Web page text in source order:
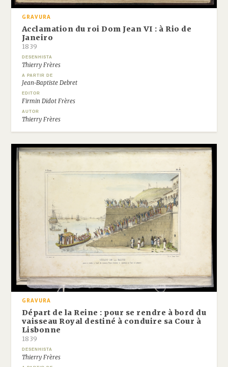
GRAVURA
Acclamation du roi Dom Jean VI : à Rio de
Janeiro
1839
DESENHISTA
Thierry Frères
A PARTIR DE
Jean-Baptiste Debret
EDITOR
Firmin Didot Frères
AUTOR
Thierry Frères
GRAVURA
Départ de la Reine : pour se rendre à bord du
vaisseau Royal destiné à conduire sa Cour à
Lisbonne
1839
DESENHISTA
Thierry Frères